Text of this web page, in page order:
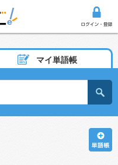
マイ単語帳